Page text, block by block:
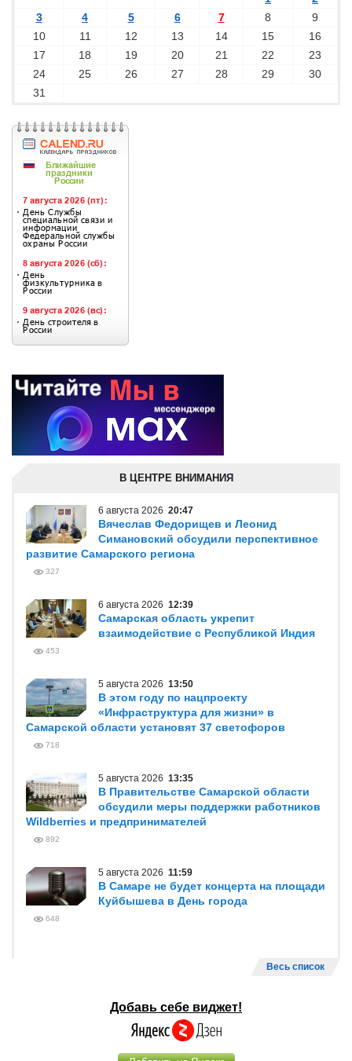
3
4 5 6 7 8
9
10
11 12 13 14 15
16
17
18 19 20 21 22
23
24
25 26 27 28 29
30
31
В ЦЕНТРЕ ВНИМАНИЯ
6 августа 2026 20:47
Вячеслав Федорищев и Леонид
Симановский обсудили перспективное
развитие Самарского региона
327
6 августа 2026 12:39
Самарская область укрепит
взаимодействие с Республикой Индия
453
5 августа 2026 13:50
В этом году по нацпроекту
«Инфраструктура для жизни» в
Самарской области установят 37 светофоров
718
5 августа 2026 13:35
В Правительстве Самарской области
обсудили меры поддержки работников
Wildberries и предпринимателей
892
5 августа 2026 11:59
В Самаре не будет концерта на площади
Куйбышева в День города
648
Весь список
Добавь себе виджет!